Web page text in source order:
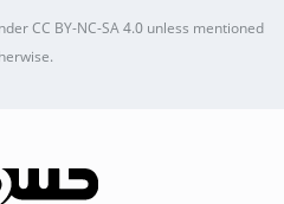
CC BY-NC-SA 4.0unless mentioned